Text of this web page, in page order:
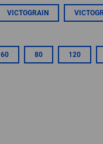
VICTOGRAIN
60 80 120